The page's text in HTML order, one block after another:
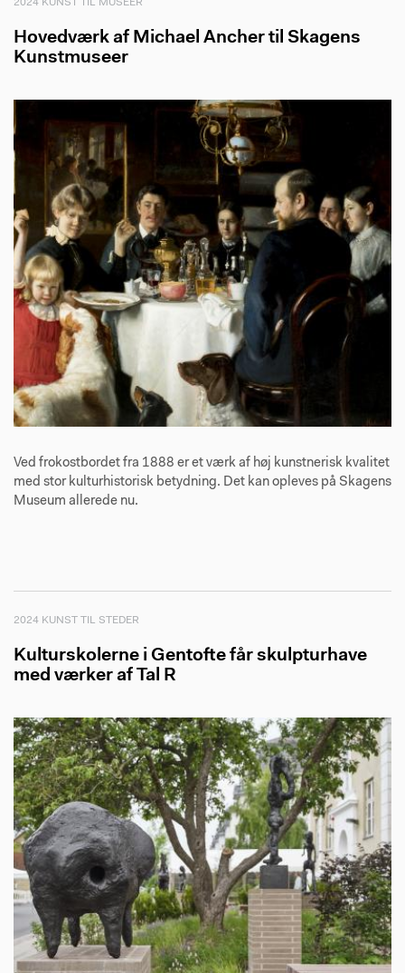
2024 KUNST TIL MUSEER
Hovedværk af Michael Ancher til Skagens
Kunstmuseer
Ved frokostbordet fra 1888 er et værk af høj kunstnerisk kvalitet
med stor kulturhistorisk betydning. Det kan opleves på Skagens
Museum allerede nu.
2024 KUNST TIL STEDER
Kulturskolerne i Gentofte får skulpturhave
med værker af Tal R